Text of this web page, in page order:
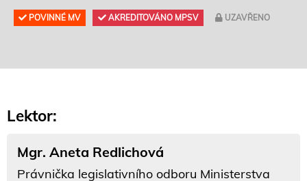
POVINNÉ MV AKREDITOVÁNO MPSV UZAVŘENO
Lektor:
Mgr. Aneta Redlichová
Právnička legislativního odboru Ministerstva